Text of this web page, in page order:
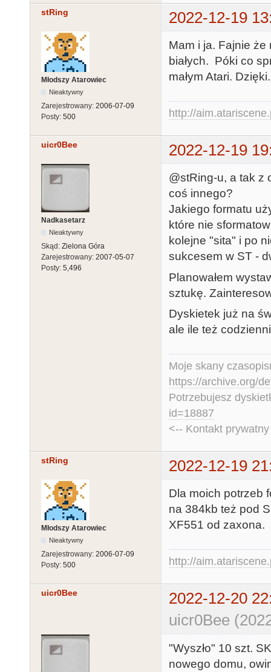
stRing 2022-12-19
Młodszy Atarowiec
Nieaktywny
Zarejestrowany: 2006-07-09
Posty: 500
Mam i ja. Fajnie że
białych. Póki co
małym Atari. Dzięki.
http://
uicr0Bee 2022-12-19
Nadkasetarz
Nieaktywny
Skąd: Zielona Góra
Zarejestrowany: 2007-05-07
Posty: 5,496
@stRing-u, a tak z
coś innego?
Jakiego formatu
które nie
kolejne "sita" i po
sukcesem w ST -
Planowałem
sztukę.
Dyskietek już na
ale ile też
Moje skany
https://archive.org/
Potrzebujesz
id=18887
<-- Kontakt
stRing 2022-12-19
Młodszy Atarowiec
Nieaktywny
Zarejestrowany: 2006-07-09
Posty: 500
Dla moich potrzeb
na 384kb też pod
XF551 od zaxona.
http://
uicr0Bee
2022-12-20
uicr0Bee
"Wyszło" 10 szt.
nowego domu,